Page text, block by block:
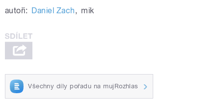
autoři: Daniel Zach, mik
Všechny díly pořadu na mujRozhlas